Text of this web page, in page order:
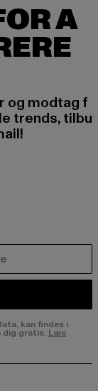
A
og modtag f
trends, tilbu
kan findes i
dig gratis. Læs